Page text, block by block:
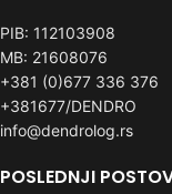
PIB: 112103908
MB: 21608076
+381 (0)677 336 376
+381677/DENDRO
info@dendrolog.rs
POSLEDNJI